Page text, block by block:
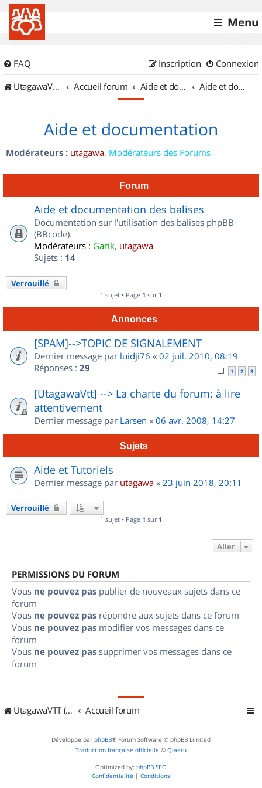
Menu
FAQ Connexion
Inscription
UtagawaVTT (Randos VTT et VTTAE avec traces GPS)
Accueil forum Aide et documentation Aide et documentation
Aide et documentation
Modérateurs : utagawa, Modérateurs des Forums
Forum
Aide et documentation des balises
Documentation sur l'utilisation des balises phpBB
(BBcode).
Modérateurs : Garik, utagawa
Sujets : 14
Verrouillé
1 sujet • Page 1 sur 1
Annonces
[SPAM]-->TOPIC DE SIGNALEMENT
Dernier message par luidji76 « 02 juil. 2010, 08:19
Réponses : 29 1 2 3
[UtagawaVtt] --> La charte du forum: à lire
attentivement
Dernier message par Larsen « 06 avr. 2008, 14:27
Sujets
Aide et Tutoriels
Dernier message par utagawa « 23 juin 2018, 20:11
Verrouillé
1 sujet • Page 1 sur 1
Aller
PERMISSIONS DU FORUM
Vous ne pouvez pas publier de nouveaux sujets dans ce
forum
Vous ne pouvez pas répondre aux sujets dans ce forum
Vous ne pouvez pas modifier vos messages dans ce
forum
Vous ne pouvez pas supprimer vos messages dans ce
forum
UtagawaVTT (Randos VTT et VTTAE avec traces GPS) Accueil forum
Développé par phpBB® Forum Software © phpBB Limited
Traduction française officielle © Qiaeru
Optimized by: phpBB SEO
Confidentialité | Conditions